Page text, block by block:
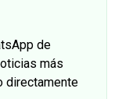
de
más
directamente